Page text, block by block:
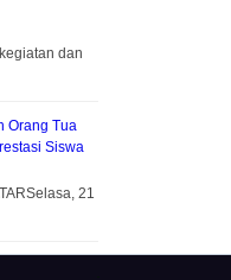
dan
Orang Tua
Siswa
21